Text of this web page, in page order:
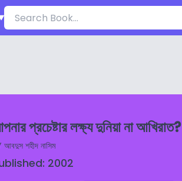
প্রচেষ্টার লক্ষ্য দুনিয়া না আখিরাত?
আবদুস শহীদ নাসিম
2002